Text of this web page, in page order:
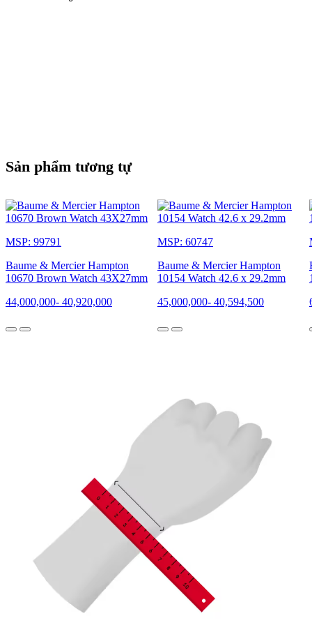
Sản phẩm tương tự
MSP: 99791
Baume & Mercier Hampton
10670 Brown Watch 43X27mm
44,000,000- 40,920,000
MSP: 60747
Baume & Mercier Hampton
10154 Watch 42.6 x 29.2mm
45,000,000- 40,594,500